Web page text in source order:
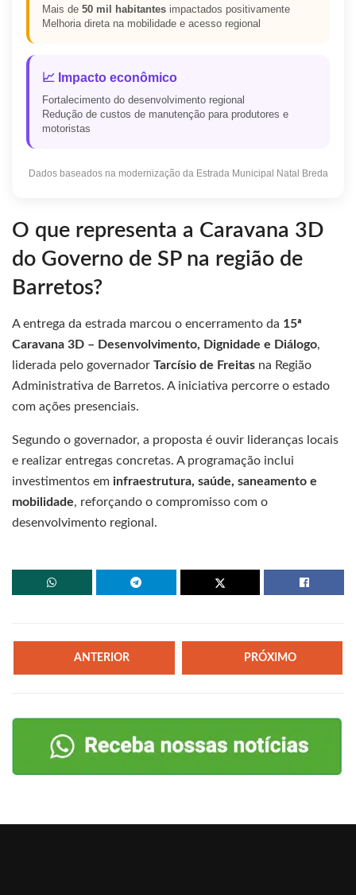
Mais de 50 mil habitantes impactados positivamente
Melhoria direta na mobilidade e acesso regional
📈 Impacto econômico
Fortalecimento do desenvolvimento regional
Redução de custos de manutenção para produtores e
motoristas
Dados baseados na modernização da Estrada Municipal Natal Breda
O que representa a Caravana 3D
do Governo de SP na região de
Barretos?
A entrega da estrada marcou o encerramento da 15ª
Caravana 3D – Desenvolvimento, Dignidade e Diálogo,
liderada pelo governador Tarcísio de Freitas na Região
Administrativa de Barretos. A iniciativa percorre o estado
com ações presenciais.
Segundo o governador, a proposta é ouvir lideranças locais
e realizar entregas concretas. A programação inclui
investimentos em infraestrutura, saúde, saneamento e
mobilidade, reforçando o compromisso com o
desenvolvimento regional.
ANTERIOR PRÓXIMO